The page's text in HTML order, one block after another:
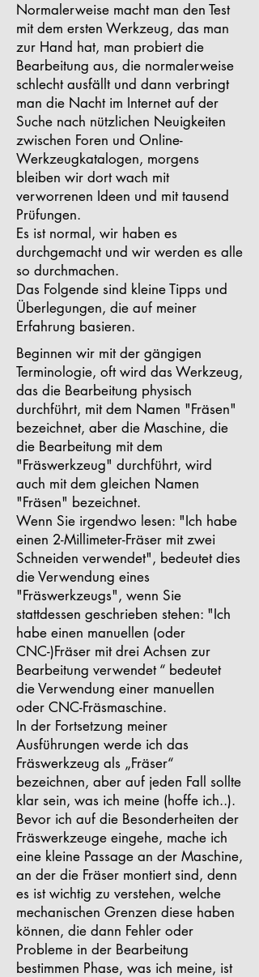
Normalerweise macht man den Test
mit dem ersten Werkzeug, das man
zur Hand hat, man probiert die
Bearbeitung aus, die normalerweise
schlecht ausfällt und dann verbringt
man die Nacht im Internet auf der
Suche nach nützlichen Neuigkeiten
zwischen Foren und Online-
Werkzeugkatalogen, morgens
bleiben wir dort wach mit
verworrenen Ideen und mit tausend
Prüfungen.
Es ist normal, wir haben es
durchgemacht und wir werden es alle
so durchmachen.
Das Folgende sind kleine Tipps und
Überlegungen, die auf meiner
Erfahrung basieren.
Beginnen wir mit der gängigen
Terminologie, oft wird das Werkzeug,
das die Bearbeitung physisch
durchführt, mit dem Namen "Fräsen"
bezeichnet, aber die Maschine, die
die Bearbeitung mit dem
"Fräswerkzeug" durchführt, wird
auch mit dem gleichen Namen
"Fräsen" bezeichnet.
Wenn Sie irgendwo lesen: "Ich habe
einen 2-Millimeter-Fräser mit zwei
Schneiden verwendet", bedeutet dies
die Verwendung eines
"Fräswerkzeugs", wenn Sie
stattdessen geschrieben stehen: "Ich
habe einen manuellen (oder
CNC-)Fräser mit drei Achsen zur
Bearbeitung verwendet “ bedeutet
die Verwendung einer manuellen
oder CNC-Fräsmaschine.
In der Fortsetzung meiner
Ausführungen werde ich das
Fräswerkzeug als „Fräser“
bezeichnen, aber auf jeden Fall sollte
klar sein, was ich meine (hoffe ich..).
Bevor ich auf die Besonderheiten der
Fräswerkzeuge eingehe, mache ich
eine kleine Passage an der Maschine,
an der die Fräser montiert sind, denn
es ist wichtig zu verstehen, welche
mechanischen Grenzen diese haben
können, die dann Fehler oder
Probleme in der Bearbeitung
bestimmen Phase, was ich meine, ist